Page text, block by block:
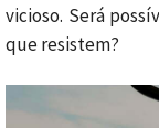
vicioso. Será
que resistem?